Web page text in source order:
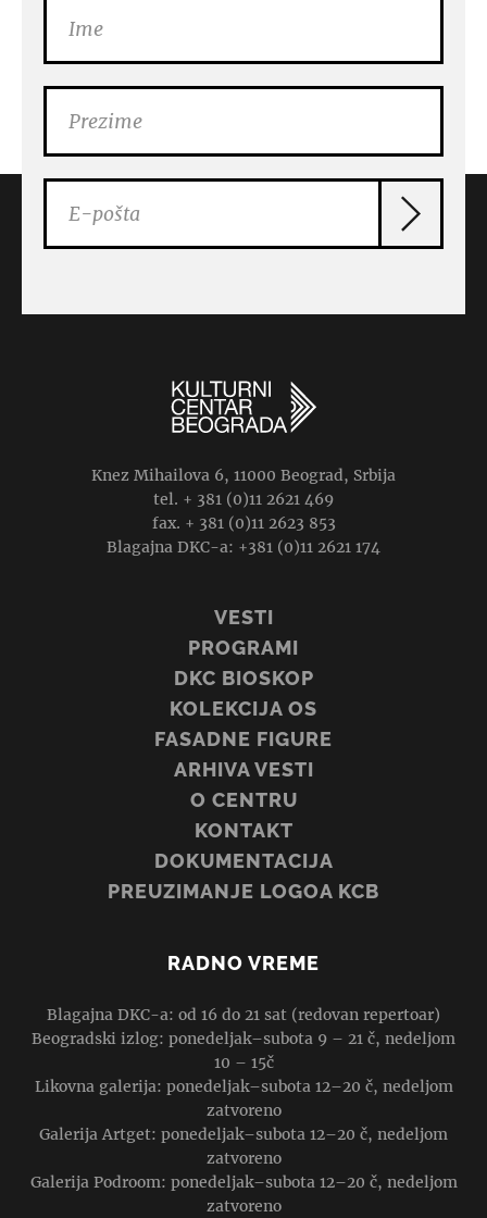
Knez Mihailova 6, 11000 Beograd, Srbija
tel. + 381 (0)11 2621 469
fax. + 381 (0)11 2623 853
Blagajna DKC-a: +381 (0)11 2621 174
VESTI
PROGRAMI
DKC BIOSKOP
KOLEKCIJA OS
FASADNE FIGURE
ARHIVA VESTI
O CENTRU
KONTAKT
DOKUMENTACIJA
PREUZIMANJE LOGOA KCB
RADNO VREME
Blagajna DKC-a: od 16 do 21 sat (redovan repertoar)
Beogradski izlog: ponedeljak–subota 9 – 21 č, nedeljom
10 – 15č
Likovna galerija: ponedeljak–subota 12–20 č, nedeljom
zatvoreno
Galerija Artget: ponedeljak–subota 12–20 č, nedeljom
zatvoreno
Galerija Podroom: ponedeljak–subota 12–20 č, nedeljom
zatvoreno